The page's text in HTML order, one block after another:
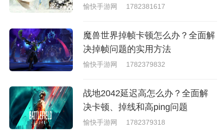
愉快手游网 1782381617
魔兽世界掉帧卡顿怎么办？全面解
决掉帧问题的实用方法
愉快手游网 1782379832
战地2042延迟高怎么办？全面解
决卡顿、掉线和高ping问题
愉快手游网 1782379318